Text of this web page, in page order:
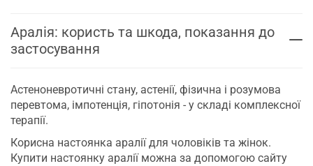
Аралія: користь та шкода, показання до
застосування
Астеноневротичні стану, астенії, фізична і розумова
перевтома, імпотенція, гіпотонія - у складі комплексної
терапії.
Корисна настоянка аралії для чоловіків та жінок.
Купити настоянку аралії можна за допомогою сайту